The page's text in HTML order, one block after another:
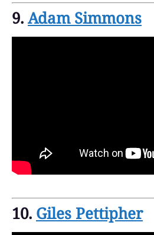
9.Adam Simmons
10. Giles Pettipher